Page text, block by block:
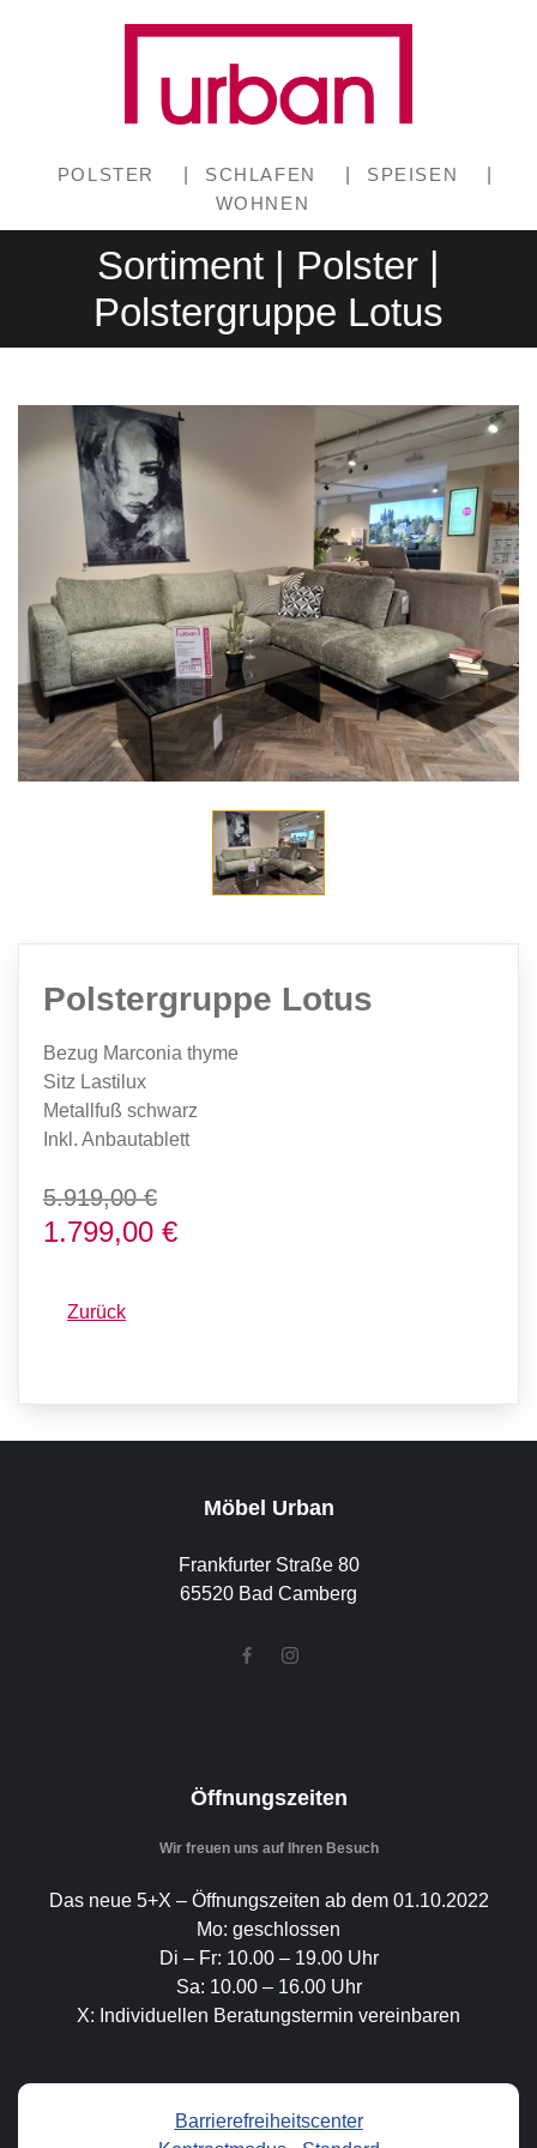
POLSTER SCHLAFEN SPEISEN
WOHNEN
Sortiment | Polster |
Polstergruppe Lotus
Polstergruppe Lotus
Bezug Marconia thyme
Sitz Lastilux
Metallfuß schwarz
Inkl. Anbautablett
5.919,00 €
1.799,00 €
Zurück
Möbel Urban
Frankfurter Straße 80
65520 Bad Camberg
Öffnungszeiten
Wir freuen uns auf Ihren Besuch
Das neue 5+X – Öffnungszeiten ab dem 01.10.2022
Mo: geschlossen
Di – Fr: 10.00 – 19.00 Uhr
Sa: 10.00 – 16.00 Uhr
X: Individuellen Beratungstermin vereinbaren
Barrierefreiheitscenter